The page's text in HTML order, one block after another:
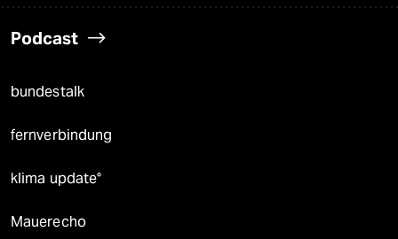
Podcast
bundestalk
fernverbindung
klima update°
Mauerecho